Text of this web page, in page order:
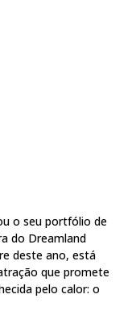
o seu portfólio de
do Dreamland
deste ano, está
que promete
pelo calor: o